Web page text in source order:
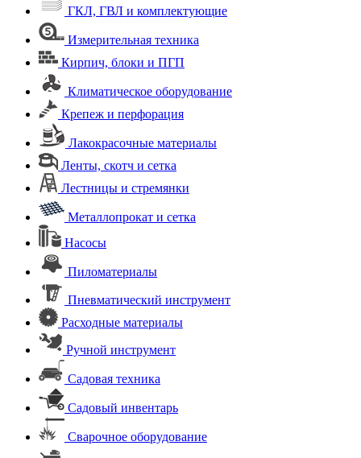
ГКЛ, ГВЛ и комплектующие
Измерительная техника
Кирпич, блоки и ПГП
Климатическое оборудование
Крепеж и перфорация
Лакокрасочные материалы
Ленты, скотч и сетка
Лестницы и стремянки
Металлопрокат и сетка
Насосы
Пиломатериалы
Пневматический инструмент
Расходные материалы
Ручной инструмент
Садовая техника
Садовый инвентарь
Сварочное оборудование